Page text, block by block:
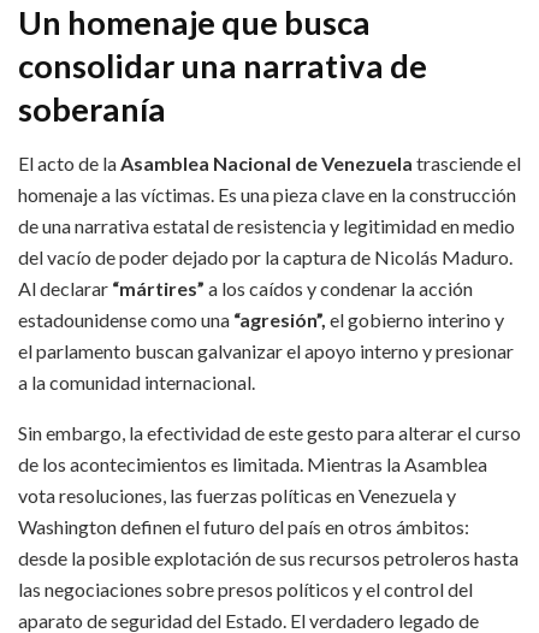
Un homenaje que busca
consolidar una narrativa de
soberanía
El acto de la Asamblea Nacional de Venezuela trasciende el
homenaje a las víctimas. Es una pieza clave en la construcción
de una narrativa estatal de resistencia y legitimidad en medio
del vacío de poder dejado por la captura de Nicolás Maduro.
Al declarar “mártires” a los caídos y condenar la acción
estadounidense como una “agresión”, el gobierno interino y
el parlamento buscan galvanizar el apoyo interno y presionar
a la comunidad internacional.
Sin embargo, la efectividad de este gesto para alterar el curso
de los acontecimientos es limitada. Mientras la Asamblea
vota resoluciones, las fuerzas políticas en Venezuela y
Washington definen el futuro del país en otros ámbitos:
desde la posible explotación de sus recursos petroleros hasta
las negociaciones sobre presos políticos y el control del
aparato de seguridad del Estado. El verdadero legado de